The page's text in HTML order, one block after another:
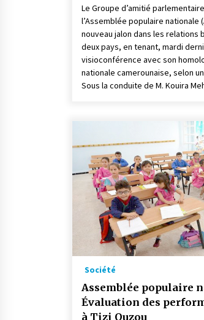
Le Groupe d’amitié
l’Assemblée populaire nationale
nouveau jalon dans les relations
deux pays, en tenant, mardi
visioconférence avec son
nationale camerounaise, selon
Sous la conduite de M. Kouira
Société
Assemblée populaire
Évaluation des
à Tizi Ouzou